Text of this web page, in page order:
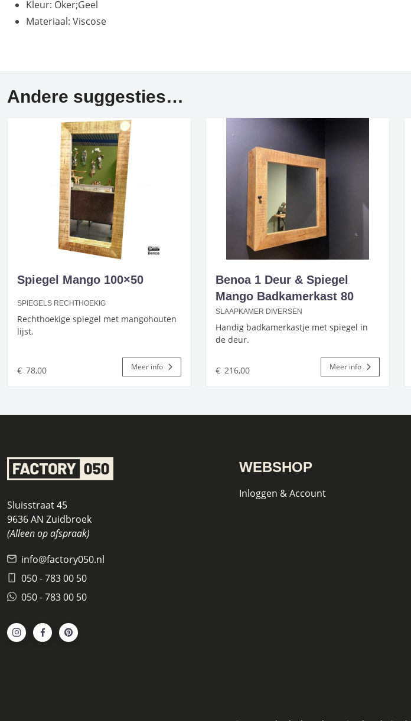
Kleur: Oker;Geel
Materiaal: Viscose
Andere suggesties…
Spiegel Mango 100×50
SPIEGELS RECHTHOEKIG
Rechthoekige spiegel met mangohouten
lijst.
€ 78,00 Meer info
Benoa 1 Deur & Spiegel
Mango Badkamerkast 80
SLAAPKAMER DIVERSEN
Handig badkamerkastje met spiegel in
de deur.
€ 216,00 Meer info
Sluisstraat 45
9636 AN Zuidbroek
(Alleen op afspraak)
info@factory050.nl
050 - 783 00 50
050 - 783 00 50
WEBSHOP
Inloggen & Account